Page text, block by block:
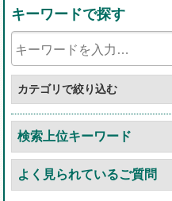
キーワードで探す
カテゴリで絞り込む
検索上位キーワード
よく見られているご質問